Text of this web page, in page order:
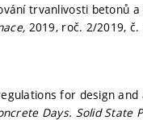
trvanlivosti betonů
2019, roč. 2/2019, č.
for design
Days. Solid State